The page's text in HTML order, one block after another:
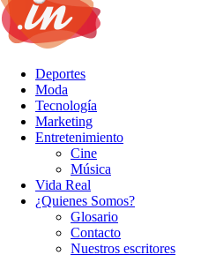
Deportes
Moda
Tecnología
Marketing
Entretenimiento
Cine
Música
Vida Real
¿Quienes Somos?
Glosario
Contacto
Nuestros escritores